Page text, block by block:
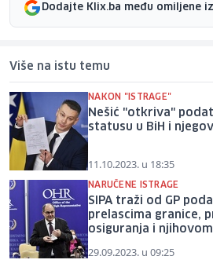
Dodajte Klix.ba među omiljene
Više na istu temu
NAKON "ISTRAGE"
Nešić "otkriva"
statusu u BiH i
11.10.2023. u 18:35
NARUČENE ISTRAGE
SIPA traži od GP
prelascima granice,
osiguranja i
29.09.2023. u 09:25